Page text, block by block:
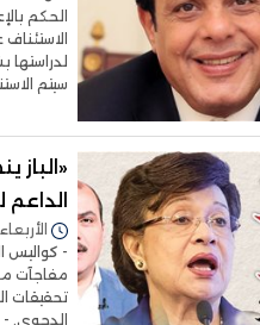
الحكم
لدراستها
سيتم
الأربعاء 05/أغسطس/2026 - 02:50 ص
- كواليس
مفاجآت
تحقيقات